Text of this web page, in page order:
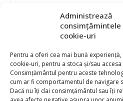
Administrează
consimțămintele
cookie-uri
Pentru a oferi cea mai bună
cookie-uri, pentru a stoca și/sau
Consimțământul pentru aceste
cum ar fi comportamentul de navigare
Dacă nu îți dai consimțământul sau îți
Analog Devices
Anritsu Corporation
Ansys
APS
Arduino
Arm